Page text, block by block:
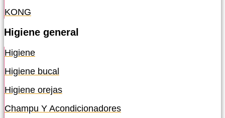
KONG
Higiene general
Higiene
Higiene bucal
Higiene orejas
Champu Y Acondicionadores